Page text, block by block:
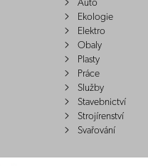
Auto
Ekologie
Elektro
Obaly
Plasty
Práce
Služby
Stavebnictví
Strojírenství
Svařování